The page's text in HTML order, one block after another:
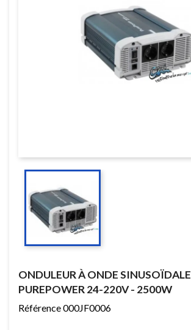
ONDULEUR À ONDE SINUSOÏDALE
PUREPOWER 24-220V - 2500W
Référence 000JF0006